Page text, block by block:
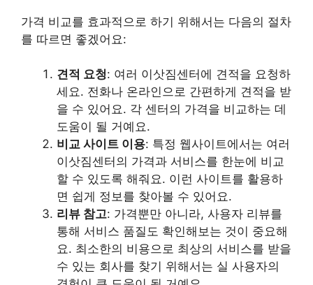
가격 비교를 효과적으로 하기 위해서는 다음의 절차
를 따르면 좋겠어요:
견적 요청: 여러 이삿짐센터에 견적을 요청하
세요. 전화나 온라인으로 간편하게 견적을 받
을 수 있어요. 각 센터의 가격을 비교하는 데
도움이 될 거예요.
비교 사이트 이용: 특정 웹사이트에서는 여러
이삿짐센터의 가격과 서비스를 한눈에 비교
할 수 있도록 해줘요. 이런 사이트를 활용하
면 쉽게 정보를 찾아볼 수 있어요.
리뷰 참고: 가격뿐만 아니라, 사용자 리뷰를
통해 서비스 품질도 확인해보는 것이 중요해
요. 최소한의 비용으로 최상의 서비스를 받을
수 있는 회사를 찾기 위해서는 실 사용자의